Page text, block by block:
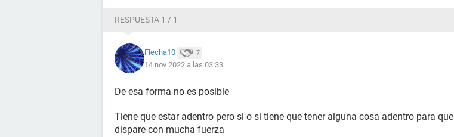
RESPUESTA 1 / 1
Flecha10 7
14 nov 2022 a las 03:33
De esa forma no es posible
Tiene que estar adentro pero si o si tiene que tener alguna cosa adentro para que
dispare con mucha fuerza